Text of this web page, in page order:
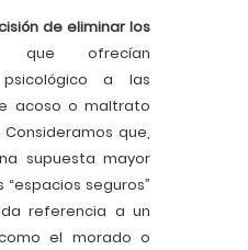
de eliminar los
que ofrecían
psicológico a las
acoso o maltrato
que,
supuesta mayor
seguros”
referencia a un
el morado o